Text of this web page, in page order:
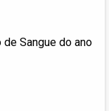
de Sangue do ano